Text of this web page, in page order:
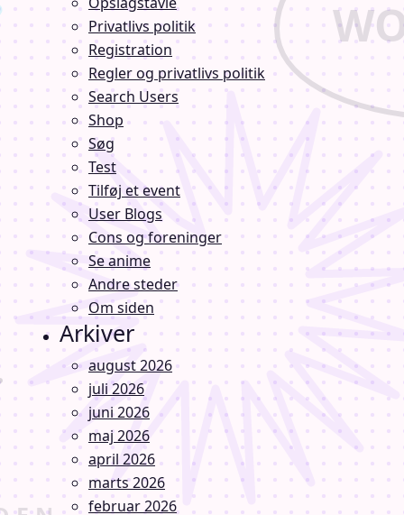
Privatlivs politik
Registration
Regler og privatlivs politik
Search Users
Shop
Søg
Test
Tilføj et event
User Blogs
Cons og foreninger
Se anime
Andre steder
Om siden
Arkiver
august 2026
juli 2026
juni 2026
maj 2026
april 2026
marts 2026
februar 2026